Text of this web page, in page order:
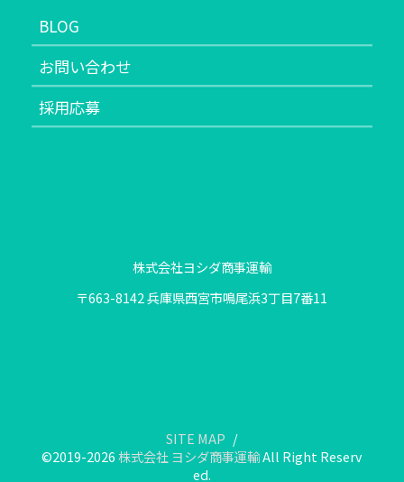
BLOG
お問い合わせ
採用応募
株式会社ヨシダ商事運輸
〒663-8142 兵庫県西宮市鳴尾浜3丁目7番11
SITE MAP
©2019-2026株式会社 ヨシダ商事運輸All Right Reserv
ed.